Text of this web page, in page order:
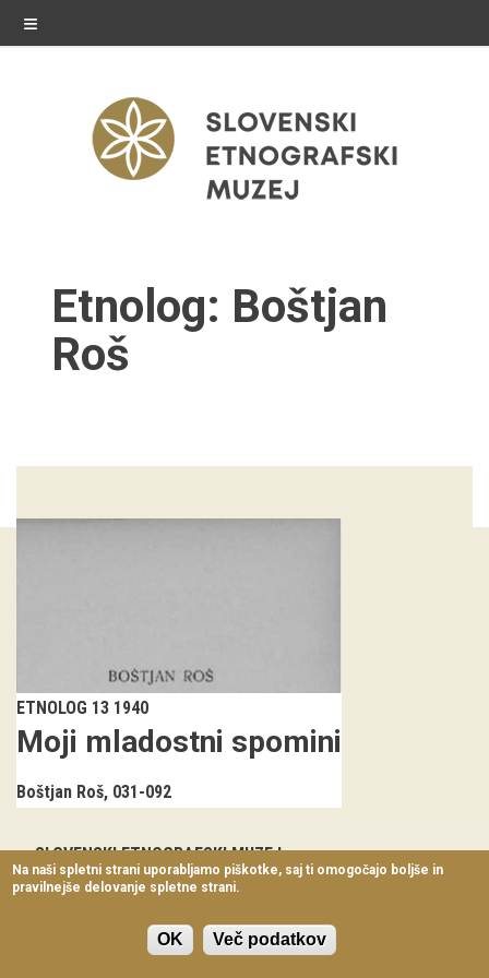
≡
Stalne razstave
Občasne razstave
E-razstave
Virtualni sprehodi
dogodki
Koledar dogodkov
Prireditve
Predavanja
Delavnice
Vodeni ogledi
Etnolog: Boštjan
Roš
ETNOLOG 13 1940
Moji mladostni spomini
Boštjan Roš 031-092
SLOVENSKI ETNOGRAFSKI MUZEJ
Metelkova ulica 2
SI-1000 Ljubljana
Telefon: +386 (0) 1 300 87 00
etnomuz@etno-muzej.si
Na naši spletni strani uporabljamo piškotke, saj ti omogočajo boljše in
pravilnejše delovanje spletne strani.
OK Več podatkov